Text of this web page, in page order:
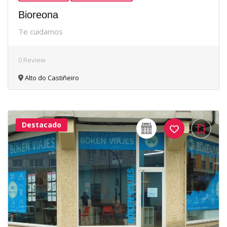
Bioreona
Te cuidamos
0 Review
Alto do Castiñeiro
32Me
Gusta
Destacado